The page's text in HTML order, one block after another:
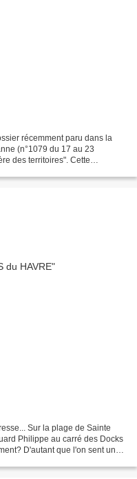
récemment paru dans la
(n°1079 du 17 au 23
des territoires". Cette
Sur la plage de Sainte
Philippe au carré des Docks
D'autant que l'on sent une